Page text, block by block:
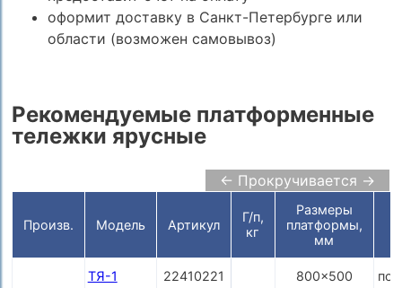
оформит доставку в Санкт-Петербурге или
области (возможен самовывоз)
Рекомендуемые платформенные
тележки ярусные
← Прокручивается →
Произв. Модель Артикул
Г/п,
кг
Размеры
платформы,
мм
ТЯ-1 22410221 800x500 по